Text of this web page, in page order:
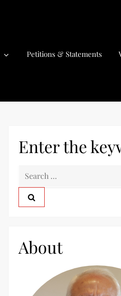
Petitions & Statements
Enter the
fAbout